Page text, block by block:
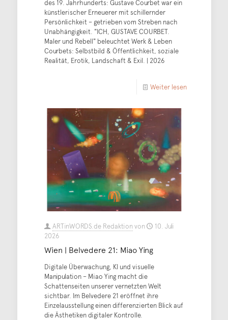
des 19. Jahrhunderts: Gustave Courbet war ein
künstlerischer Erneuerer mit schillernder
Persönlichkeit – getrieben vom Streben nach
Unabhängigkeit. "ICH, GUSTAVE COURBET.
Maler und Rebell" beleuchtet Werk & Leben
Courbets: Selbstbild & Öffentlichkeit, soziale
Realität, Erotik, Landschaft & Exil. | 2026
Weiter lesen
ARTinWORDS.de Redaktionvon
10. Juli
2026
Wien | Belvedere 21: Miao Ying
Digitale Überwachung, KI und visuelle
Manipulation – Miao Ying macht die
Schattenseiten unserer vernetzten Welt
sichtbar. Im Belvedere 21 eröffnet ihre
Einzelausstellung einen differenzierten Blick auf
die Ästhetiken digitaler Kontrolle.